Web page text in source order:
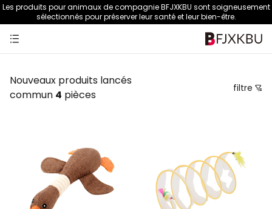
Les produits pour animaux de compagnie BFJXKBU sont soigneusement
sélectionnés pour préserver leur santé et leur bien-être.
Nouveaux produits lancés
commun 4 pièces filtre
Tri recommandé
Trier par prix du plus bas au plus élevé
Trier par prix du plus haut au plus bas